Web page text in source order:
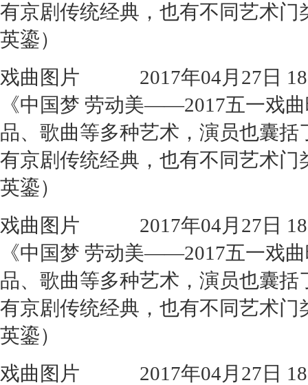
有京剧传统经典，也有不同艺术
英鎏）
戏曲图片 2017年04月27日
《中国梦 劳动美——2017五一戏
品、歌曲等多种艺术，演员也囊
有京剧传统经典，也有不同艺术
英鎏）
戏曲图片 2017年04月27日
《中国梦 劳动美——2017五一戏
品、歌曲等多种艺术，演员也囊
有京剧传统经典，也有不同艺术
英鎏）
戏曲图片 2017年04月27日